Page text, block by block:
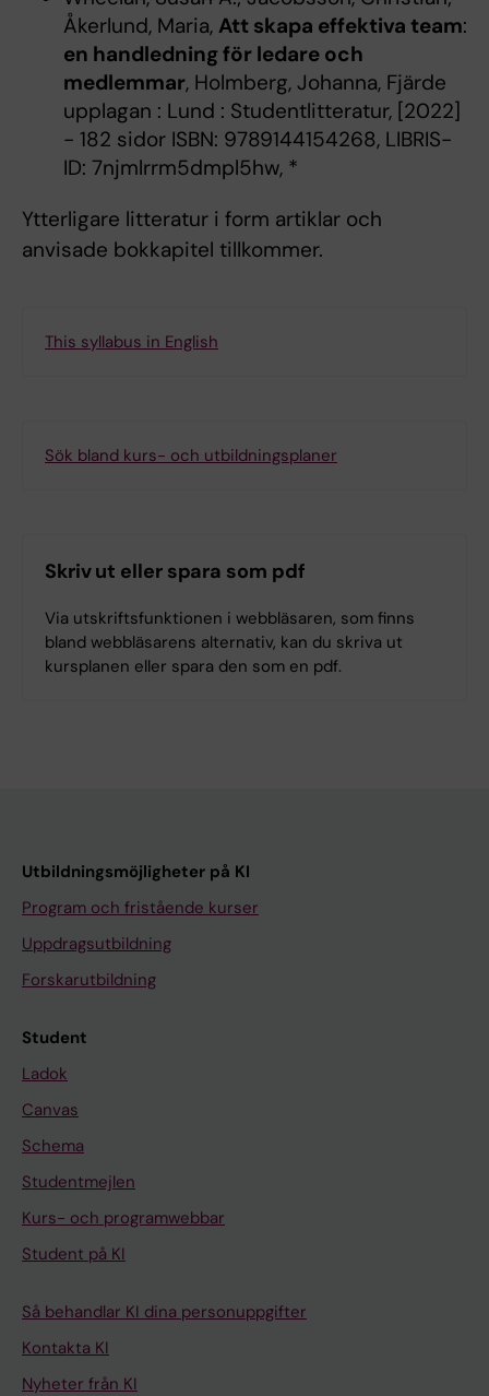
Åkerlund, Maria, Att skapa effektiva team:
en handledning för ledare och
medlemmar, Holmberg, Johanna, Fjärde
upplagan : Lund : Studentlitteratur, [2022]
- 182 sidor ISBN: 9789144154268, LIBRIS-
ID: 7njmlrrm5dmpl5hw, *
Ytterligare litteratur i form artiklar och
anvisade bokkapitel tillkommer.
This syllabus in English
Sök bland kurs- och utbildningsplaner
Skriv ut eller spara som pdf
Via utskriftsfunktionen i webbläsaren, som finns
bland webbläsarens alternativ, kan du skriva ut
kursplanen eller spara den som en pdf.
Utbildningsmöjligheter på KI
Program och fristående kurser
Uppdragsutbildning
Forskarutbildning
Student
Ladok
Canvas
Schema
Studentmejlen
Kurs- och programwebbar
Student på KI
Så behandlar KI dina personuppgifter
Kontakta KI
Nyheter från KI